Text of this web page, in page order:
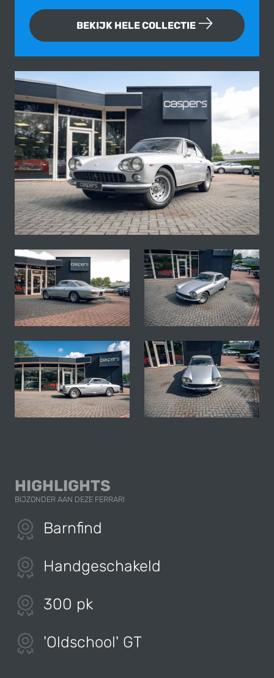
BEKIJK HELE COLLECTIE
Fotogallerij van deze Ferrari 330 GT
HIGHLIGHTS
BIJZONDER AAN DEZE FERRARI
Barnfind
Handgeschakeld
300 pk
'Oldschool' GT